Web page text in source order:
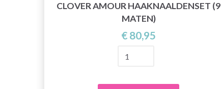
CLOVER AMOUR HAAKNAALDENSET (9
MATEN)
€ 80,95